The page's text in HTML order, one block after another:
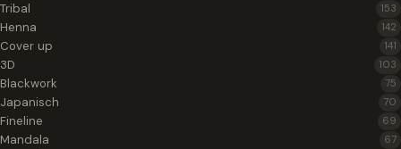
Tribal 153
Henna 142
Cover up 141
3D 103
Blackwork 75
Japanisch 70
Fineline 69
Mandala 67